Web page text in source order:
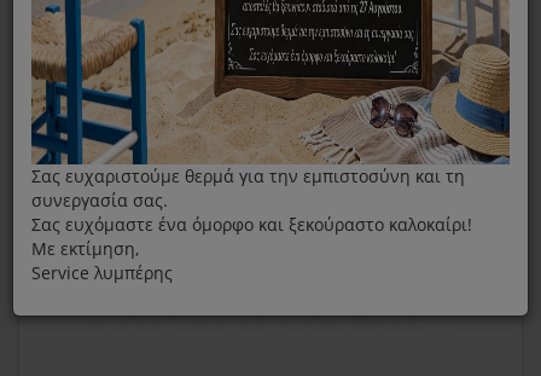
Σας ευχαριστούμε θερμά για την εμπιστοσύνη και τη
συνεργασία σας.
Σας ευχόμαστε ένα όμορφο και ξεκούραστο καλοκαίρι!
Με εκτίμηση,
Service λυμπέρης